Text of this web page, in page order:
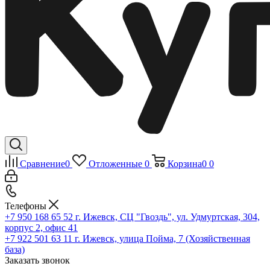
Сравнение0 Отложенные 0 Корзина0 0
Телефоны
+7 950 168 65 52 г. Ижевск, СЦ "Гвоздь", ул. Удмуртская, 304,
корпус 2, офис 41
+7 922 501 63 11 г. Ижевск, улица Пойма, 7 (Хозяйственная
база)
Заказать звонок